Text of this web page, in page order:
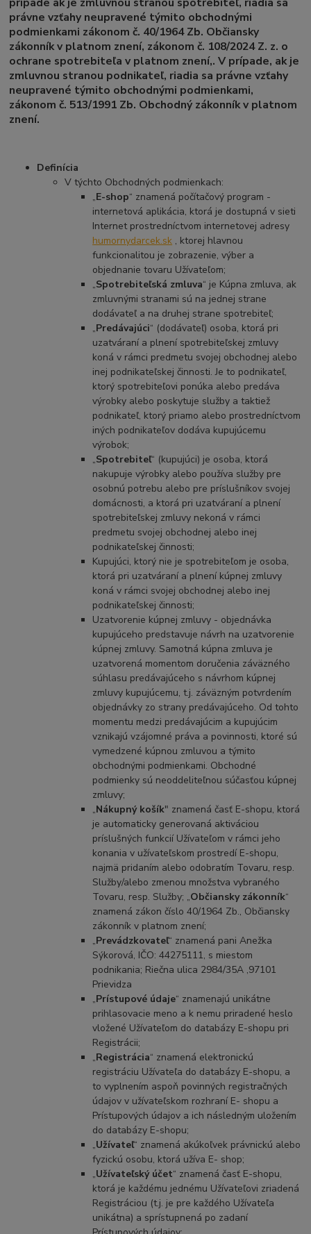
právne vzťahy neupravené týmito obchodnými
podmienkami zákonom č. 40/1964 Zb. Občiansky
zákonník v platnom znení, zákonom č. 108/2024 Z. z. o
ochrane spotrebiteľa v platnom znení,. V prípade, ak je
zmluvnou stranou podnikateľ, riadia sa právne vzťahy
neupravené týmito obchodnými podmienkami,
zákonom č. 513/1991 Zb. Obchodný zákonník v platnom
znení.
Definícia
V týchto Obchodných podmienkach:
„E-shop“ znamená počítačový program -
internetová aplikácia, ktorá je dostupná v sieti
Internet prostredníctvom internetovej adresy
humornydarcek.sk , ktorej hlavnou
funkcionalitou je zobrazenie, výber a
objednanie tovaru Užívateľom;
„Spotrebiteľská zmluva“ je Kúpna zmluva, ak
zmluvnými stranami sú na jednej strane
dodávateľ a na druhej strane spotrebiteľ;
„Predávajúci“ (dodávateľ) osoba, ktorá pri
uzatváraní a plnení spotrebiteľskej zmluvy
koná v rámci predmetu svojej obchodnej alebo
inej podnikateľskej činnosti. Je to podnikateľ,
ktorý spotrebiteľovi ponúka alebo predáva
výrobky alebo poskytuje služby a taktiež
podnikateľ, ktorý priamo alebo prostredníctvom
iných podnikateľov dodáva kupujúcemu
výrobok;
„Spotrebiteľ“ (kupujúci) je osoba, ktorá
nakupuje výrobky alebo používa služby pre
osobnú potrebu alebo pre príslušníkov svojej
domácnosti, a ktorá pri uzatváraní a plnení
spotrebiteľskej zmluvy nekoná v rámci
predmetu svojej obchodnej alebo inej
podnikateľskej činnosti;
Kupujúci, ktorý nie je spotrebiteľom je osoba,
ktorá pri uzatváraní a plnení kúpnej zmluvy
koná v rámci svojej obchodnej alebo inej
podnikateľskej činnosti;
Uzatvorenie kúpnej zmluvy - objednávka
kupujúceho predstavuje návrh na uzatvorenie
kúpnej zmluvy. Samotná kúpna zmluva je
uzatvorená momentom doručenia záväzného
súhlasu predávajúceho s návrhom kúpnej
zmluvy kupujúcemu, t.j. záväzným potvrdením
objednávky zo strany predávajúceho. Od tohto
momentu medzi predávajúcim a kupujúcim
vznikajú vzájomné práva a povinnosti, ktoré sú
vymedzené kúpnou zmluvou a týmito
obchodnými podmienkami. Obchodné
podmienky sú neoddeliteľnou súčasťou kúpnej
zmluvy;
„Nákupný košík" znamená časť E-shopu, ktorá
je automaticky generovaná aktiváciou
príslušných funkcií Užívateľom v rámci jeho
konania v užívateľskom prostredí E-shopu,
najmä pridaním alebo odobratím Tovaru, resp.
Služby/alebo zmenou množstva vybraného
Tovaru, resp. Služby; „Občiansky zákonník“
znamená zákon číslo 40/1964 Zb., Občiansky
zákonník v platnom znení;
„Prevádzkovateľ“ znamená pani Anežka
Sýkorová, IČO: 44275111, s miestom
podnikania; Riečna ulica 2984/35A ,97101
Prievidza
„Prístupové údaje“ znamenajú unikátne
prihlasovacie meno a k nemu priradené heslo
vložené Užívateľom do databázy E-shopu pri
Registrácii;
„Registrácia“ znamená elektronickú
registráciu Užívateľa do databázy E-shopu, a
to vyplnením aspoň povinných registračných
údajov v užívateľskom rozhraní E- shopu a
Prístupových údajov a ich následným uložením
do databázy E-shopu;
„Užívateľ“ znamená akúkoľvek právnickú alebo
fyzickú osobu, ktorá užíva E- shop;
„Užívateľský účet“ znamená časť E-shopu,
ktorá je každému jednému Užívateľovi zriadená
Registráciou (t.j. je pre každého Užívateľa
unikátna) a sprístupnená po zadaní